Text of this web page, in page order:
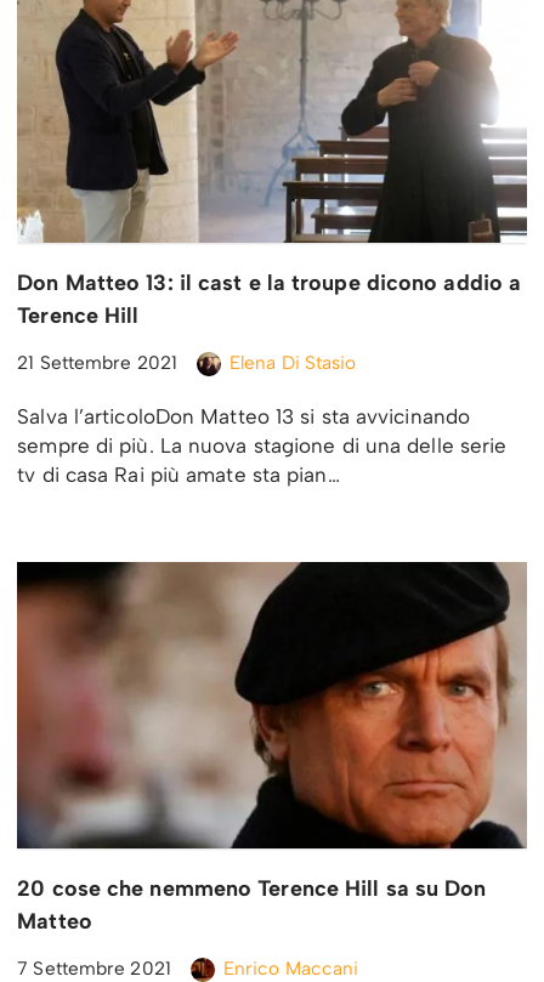
Don Matteo 13: il cast e la troupe dicono addio a
Terence Hill
21 Settembre 2021 Elena Di Stasio
Salva l’articoloDon Matteo 13 si sta avvicinando
sempre di più. La nuova stagione di una delle serie
tv di casa Rai più amate sta pian…
20 cose che nemmeno Terence Hill sa su Don
Matteo
7 Settembre 2021 Enrico Maccani